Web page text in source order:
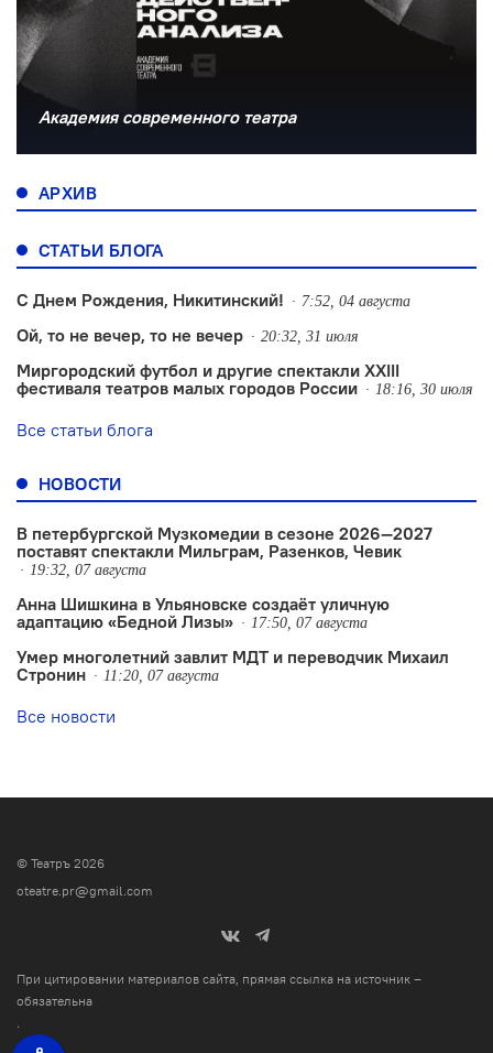
Академия современного театра
АРХИВ
СТАТЬИ БЛОГА
С Днем Рождения, Никитинский! 7:52, 04 августа
Ой, то не вечер, то не вечер 20:32, 31 июля
Миргородский футбол и другие спектакли XXIII
фестиваля театров малых городов России
18:16, 30 июля
Все статьи блога
НОВОСТИ
В петербургской Музкомедии в сезоне 2026—2027
поставят спектакли Мильграм, Разенков, Чевик
19:32, 07 августа
Анна Шишкина в Ульяновске создаëт уличную
адаптацию «Бедной Лизы»
17:50, 07 августа
Умер многолетний завлит МДТ и переводчик Михаил
Стронин
11:20, 07 августа
Все новости
© Театръ 2026
oteatre.pr@gmail.com
При цитировании материалов сайта, прямая ссылка на источник –
обязательна
.